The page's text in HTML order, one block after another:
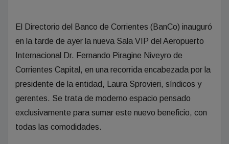
El Directorio del Banco de Corrientes (BanCo) inauguró
en la tarde de ayer la nueva Sala VIP del Aeropuerto
Internacional Dr. Fernando Piragine Niveyro de
Corrientes Capital, en una recorrida encabezada por la
presidente de la entidad, Laura Sprovieri, síndicos y
gerentes. Se trata de moderno espacio pensado
exclusivamente para sumar este nuevo beneficio, con
todas las comodidades.